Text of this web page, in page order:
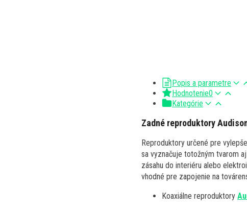
Popis a parametre
Hodnotenie0
Kategórie
Zadné reproduktory
Reproduktory určené pre
sa vyznačuje totožným tvarom
zásahu do interiéru alebo
vhodné pre zapojenie na
Koaxiálne reproduktory